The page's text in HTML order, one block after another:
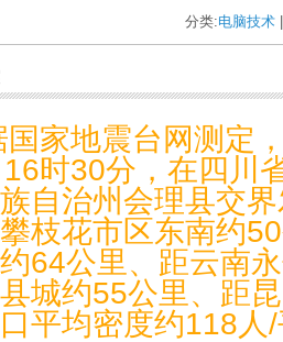
分类:电脑技术
地震台网测定，
16时30分，在四川
自治州会理县交
枝花市区东南约
64公里、距云南
城约55公里、距
平均密度约118人